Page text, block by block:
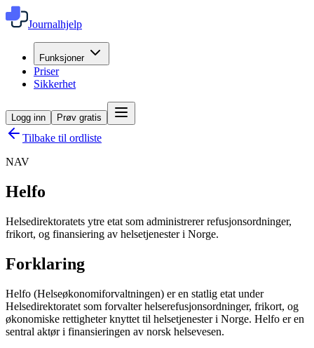
Journalhjelp
Funksjoner
Priser
Sikkerhet
Logg inn Prøv gratis
Tilbake til ordliste
NAV
Helfo
Helsedirektoratets ytre etat som administrerer refusjonsordninger,
frikort, og finansiering av helsetjenester i Norge.
Forklaring
Helfo (Helseøkonomiforvaltningen) er en statlig etat under
Helsedirektoratet som forvalter helserefusjonsordninger, frikort, og
økonomiske rettigheter knyttet til helsetjenester i Norge. Helfo er en
sentral aktør i finansieringen av norsk helsevesen.